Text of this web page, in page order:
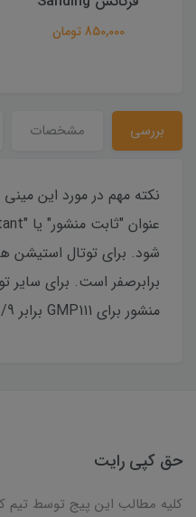
850,000 تومان
بررسی مشخصات
نکته مهم در مورد این
برابرصفر است. برای سایر
منشور برای GMP111 برابر 16/9- است.
حق کپی رایت
کلیه مطالب این پیج توسط تیم